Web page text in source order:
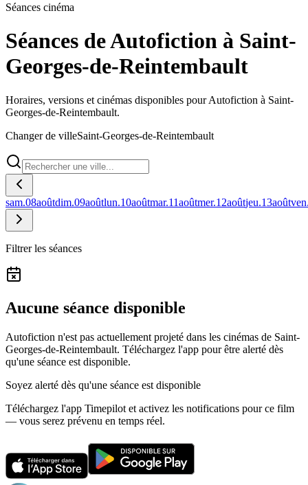
Séances cinéma
Séances de Autofiction à Saint-
Georges-de-Reintembault
Horaires, versions et cinémas disponibles pour Autofiction à Saint-
Georges-de-Reintembault.
Changer de villeSaint-Georges-de-Reintembault
sam.08aoûtdim.09aoûtlun.10aoûtmar.11aoûtmer.12aoûtjeu.13août
Filtrer les séances
Aucune séance disponible
Autofiction n'est pas actuellement projeté dans les cinémas de Saint-
Georges-de-Reintembault. Téléchargez l'app pour être alerté dès
qu'une séance est disponible.
Soyez alerté dès qu'une séance est disponible
Téléchargez l'app Timepilot et activez les notifications pour ce film
— vous serez prévenu en temps réel.